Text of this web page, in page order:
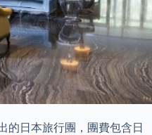
的日本旅行團，團費包含日